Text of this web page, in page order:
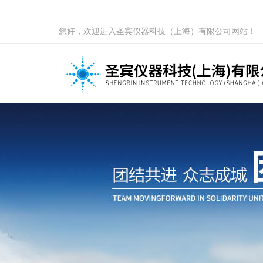
您好，欢迎进入圣宾仪器科技（上海）有限公司网站！